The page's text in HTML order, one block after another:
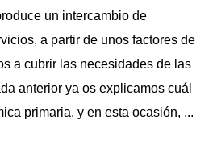
un intercambio de
a partir de unos factores de
a cubrir las necesidades de las
anterior ya os explicamos cuál
primaria, y en esta ocasión, ...